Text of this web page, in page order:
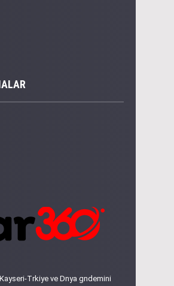
Trkiye ve Dnya gndemini